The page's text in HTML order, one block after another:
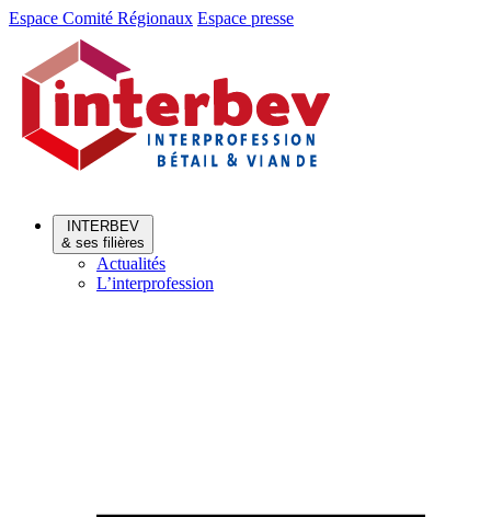
Aller
Aller
contenu
Espace Comité Régionaux Espace presse
INTERBEV
& ses filières
Actualités
L’interprofession